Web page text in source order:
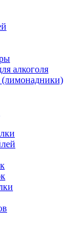
алкоголя
(лимонадники)